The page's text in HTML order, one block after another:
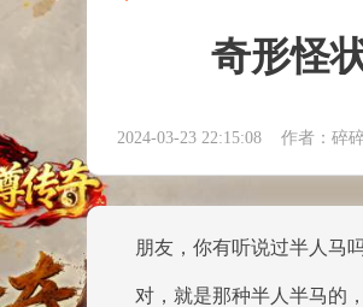
奇形怪
2024-03-23 22:15:08 作者：碎
朋友，你有听说过半人马
对，就是那种半人半马的